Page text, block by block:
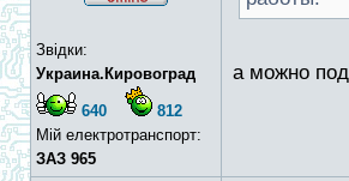
Звідки:
Украина.Кировоград
640
812
Мій електротранспорт:
ЗАЗ 965
а можно